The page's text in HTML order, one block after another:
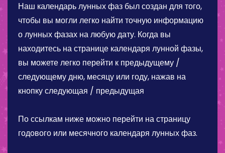
Наш календарь лунных фаз был создан для того,
чтобы вы могли легко найти точную информацию
о лунных фазах на любую дату. Когда вы
находитесь на странице календаря лунной фазы,
вы можете легко перейти к предыдущему /
следующему дню, месяцу или году, нажав на
кнопку следующая / предыдущая
По ссылкам ниже можно перейти на страницу
годового или месячного календаря лунных фаз.